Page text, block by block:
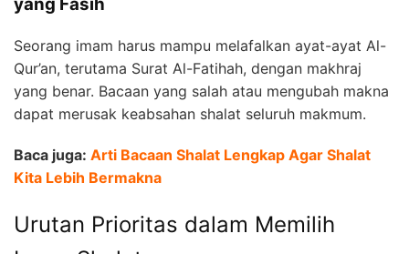
Seorang imam harus mampu melafalkan ayat-ayat Al-
Qur’an, terutama Surat Al-Fatihah, dengan makhraj
yang benar. Bacaan yang salah atau mengubah makna
dapat merusak keabsahan shalat seluruh makmum.
Baca juga: Arti Bacaan Shalat Lengkap Agar Shalat
Kita Lebih Bermakna
Urutan Prioritas dalam Memilih